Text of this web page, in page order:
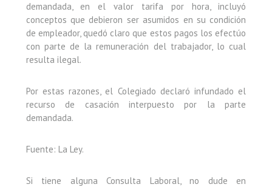
demandada, en el valor tarifa por hora, incluyó
conceptos que debieron ser asumidos en su condición
de empleador, quedó claro que estos pagos los efectúo
con parte de la remuneración del trabajador, lo cual
resulta ilegal.
Por estas razones, el Colegiado declaró infundado el
recurso de casación interpuesto por la parte
demandada.
Fuente: La Ley.
Si tiene alguna Consulta Laboral, no dude en